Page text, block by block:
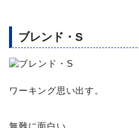
ブレンド・S
ワーキング思い出す。